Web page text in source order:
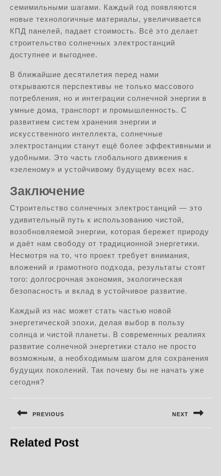
семимильными шагами. Каждый год появляются
новые технологичные материалы, увеличивается
КПД панелей, падает стоимость. Всё это делает
строительство солнечных электростанций
доступнее и выгоднее.
В ближайшие десятилетия перед нами
открываются перспективы не только массового
потребления, но и интеграции солнечной энергии в
умные дома, транспорт и промышленность. С
развитием систем хранения энергии и
искусственного интеллекта, солнечные
электростанции станут ещё более эффективными и
удобными. Это часть глобального движения к
«зеленому» и устойчивому будущему всех нас.
Заключение
Строительство солнечных электростанций — это
удивительный путь к использованию чистой,
возобновляемой энергии, которая бережет природу
и даёт нам свободу от традиционной энергетики.
Несмотря на то, что проект требует внимания,
вложений и грамотного подхода, результаты стоят
того: долгосрочная экономия, экологическая
безопасность и вклад в устойчивое развитие.
Каждый из нас может стать частью новой
энергетической эпохи, делая выбор в пользу
солнца и чистой планеты. В современных реалиях
развитие солнечной энергетики стало не просто
возможным, а необходимым шагом для сохранения
будущих поколений. Так почему бы не начать уже
сегодня?
по
PREVIOUS
запись:
NEXT
Related Post